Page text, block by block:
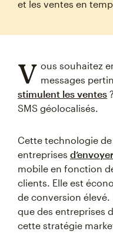
et les ventes en
V ous souhaitez
messages
stimulent les ventes
SMS géolocalisés.
Cette technologie
entreprises
mobile en fonction
clients. Elle est
de conversion élevé.
que des entreprises
cette stratégie